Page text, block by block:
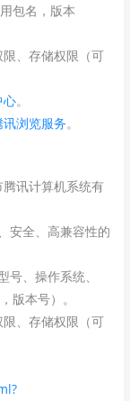
包名，版本
、存储权限（可
心。
讯浏览服务。
讯计算机系统有
安全、高兼容性的
、操作系统、
版本号）。
、存储权限（可